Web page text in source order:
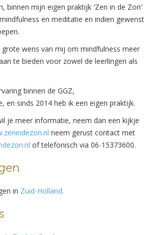
binnen mijn eigen praktijk ′Zen in de Zon′
en meditatie en indien gewenst
wens van mij om mindfulness meer
te bieden voor zowel de leerlingen als
binnen de GGZ,
en sinds 2014 heb ik een eigen praktijk.
je meer informatie, neem dan een kijkje
neem gerust contact met
of telefonisch via 06-15373600.
in Zuid-Holland.